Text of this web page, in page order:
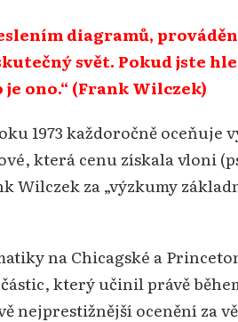
diagramů,
svět. Pokud jste
ono.“ (Frank Wilczek)
1973 každoročně oceňuje
která cenu získala vloni
Wilczek za „výzkumy
na Chicagské a
který učinil právě
nejprestižnější ocenění za